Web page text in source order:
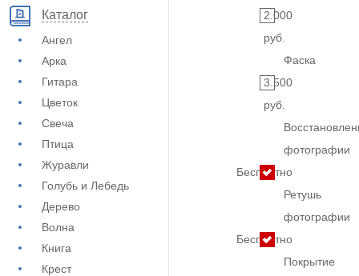
Каталог
Ангел
Арка
Гитара
Цветок
Свеча
Птица
Журавли
Голубь и Лебедь
Дерево
Волна
Книга
Крест
2.000
руб.
Фаска
3.500
руб.
фотографии
Бесплатно
Ретушь
фотографии
Бесплатно
Покрытие